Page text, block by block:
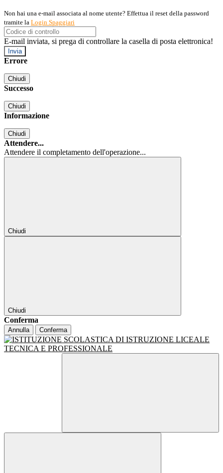
Non hai una e-mail associata al nome utente? Effettua il reset della password
tramite la Login Spaggiari
E-mail inviata, si prega di controllare la casella di posta elettronica!
Errore
Chiudi
Successo
Chiudi
Informazione
Chiudi
Attendere...
Attendere il completamento dell'operazione...
Chiudi
Chiudi
Conferma
Annulla Conferma